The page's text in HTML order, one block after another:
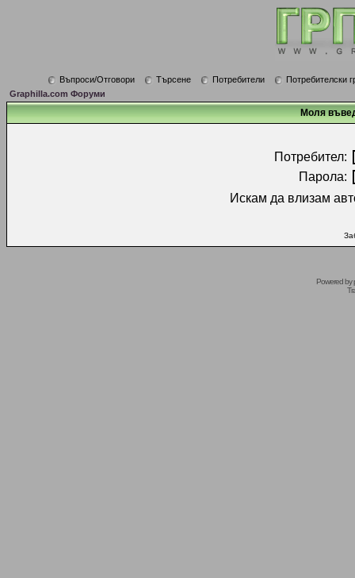
Въпроси/Отговори Търсене Потребители
Потребителски
Graphilla.com Форуми
Моля
Потребител:
Парола:
Искам да влизам
Powered by